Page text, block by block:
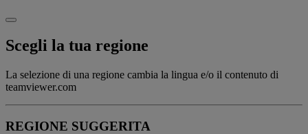
Scegli la tua regione
La selezione di una regione cambia la lingua e/o il contenuto di
teamviewer.com
REGIONE SUGGERITA